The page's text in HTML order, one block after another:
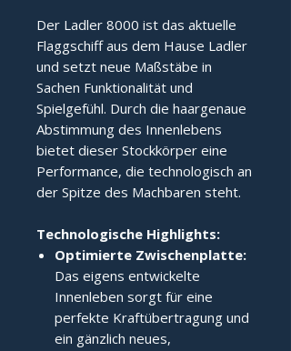
Der Ladler 8000 ist das aktuelle
Flaggschiff aus dem Hause Ladler
und setzt neue Maßstäbe in
Sachen Funktionalität und
Spielgefühl. Durch die haargenaue
Abstimmung des Innenlebens
bietet dieser Stockkörper eine
Performance, die technologisch an
der Spitze des Machbaren steht.
Technologische Highlights:
Optimierte Zwischenplatte:
Das eigens entwickelte
Innenleben sorgt für eine
perfekte Kraftübertragung und
ein gänzlich neues,